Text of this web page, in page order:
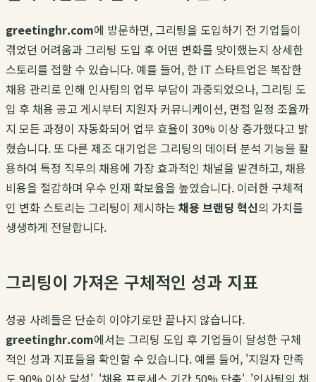
greetinghr.com에 방문하면, 그리팅을 도입하기 전 기업들이
겪었던 어려움과 그리팅 도입 후 어떤 변화를 맞이했는지 상세한
스토리를 접할 수 있습니다. 예를 들어, 한 IT 스타트업은 복잡한
채용 관리로 인해 인사팀의 업무 부담이 과중되었으나, 그리팅 도
입 후 채용 공고 게시부터 지원자 커뮤니케이션, 면접 일정 조율까
지 모든 과정이 자동화되어 업무 효율이 30% 이상 증가했다고 밝
혔습니다. 또 다른 제조 대기업은 그리팅의 데이터 분석 기능을 활
용하여 특정 직무의 채용에 가장 효과적인 채널을 발견하고, 채용
비용을 절감하며 우수 인재 확보율을 높였습니다. 이러한 구체적
인 변화 스토리는 그리팅이 제시하는 채용 브랜딩 혁신의 가치를
생생하게 전달합니다.
그리팅이 가져온 구체적인 성과 지표
성공 사례들은 단순히 이야기로만 끝나지 않습니다.
greetinghr.com에서는 그리팅 도입 후 기업들이 달성한 구체
적인 성과 지표들을 확인할 수 있습니다. 예를 들어, '지원자 만족
도 90% 이상 달성', '채용 프로세스 기간 50% 단축', '인사팀의 채